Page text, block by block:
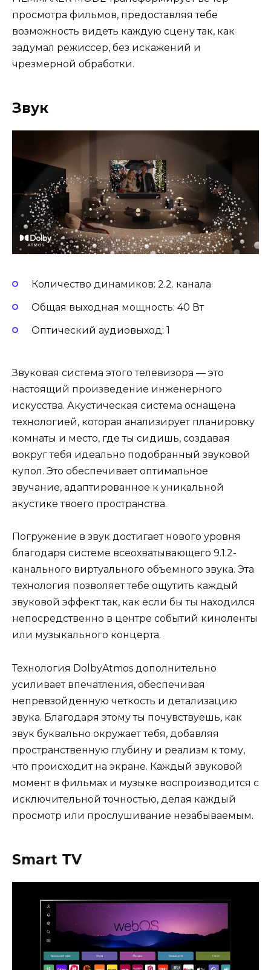
просмотра фильмов, предоставляя тебе
возможность видеть каждую сцену так, как
задумал режиссер, без искажений и
чрезмерной обработки.
Звук
Количество динамиков: 2.2. канала
Общая выходная мощность: 40 Вт
Оптический аудиовыход: 1
Звуковая система этого телевизора — это
настоящий произведение инженерного
искусства. Акустическая система оснащена
технологией, которая анализирует планировку
комнаты и место, где ты сидишь, создавая
вокруг тебя идеально подобранный звуковой
купол. Это обеспечивает оптимальное
звучание, адаптированное к уникальной
акустике твоего пространства.
Погружение в звук достигает нового уровня
благодаря системе всеохватывающего 9.1.2-
канального виртуального объемного звука. Эта
технология позволяет тебе ощутить каждый
звуковой эффект так, как если бы ты находился
непосредственно в центре событий киноленты
или музыкального концерта.
Технология DolbyAtmos дополнительно
усиливает впечатления, обеспечивая
непревзойденную четкость и детализацию
звука. Благодаря этому ты почувствуешь, как
звук буквально окружает тебя, добавляя
пространственную глубину и реализм к тому,
что происходит на экране. Каждый звуковой
момент в фильмах и музыке воспроизводится с
исключительной точностью, делая каждый
просмотр или прослушивание незабываемым.
Smart TV